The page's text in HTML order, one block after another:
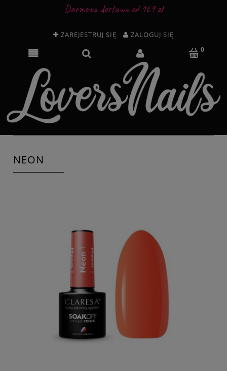
Darmowa dostawa od 169 zł
ZAREJESTRUJ SIĘ ZALOGUJ SIĘ
NEON